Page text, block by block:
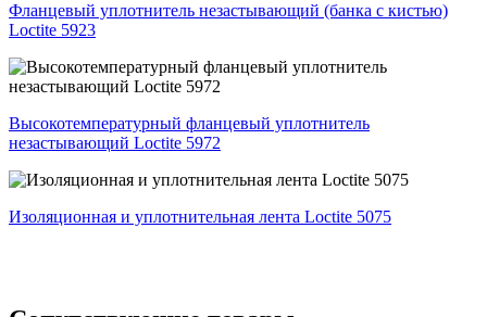
Фланцевый уплотнитель незастывающий (банка с кистью)
Loctite 5923
Высокотемпературный фланцевый уплотнитель
незастывающий Loctite 5972
Изоляционная и уплотнительная лента Loctite 5075